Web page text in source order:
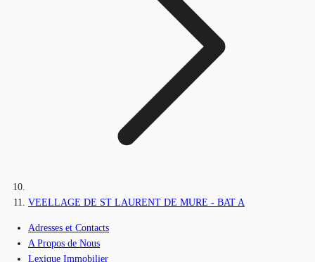
VEELLAGE DE ST LAURENT DE MURE - BAT A
Adresses et Contacts
A Propos de Nous
Lexique Immobilier